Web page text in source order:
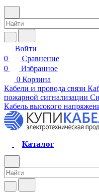
Войти
0
Сравнение
0
Избранное
0 Корзина
Кабели и провода связи
пожарной сигнализации
Кабель высокого
Каталог